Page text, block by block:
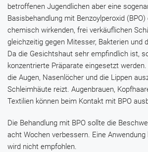
betroffenen Jugendlichen aber eine
Basisbehandlung mit Benzoylperoxid
chemisch wirkenden, frei verkäuflichen
gleichzeitig gegen Mitesser, Bakterien und
Da die Gesichtshaut sehr empfindlich ist,
konzentrierte Präparate eingesetzt
die Augen, Nasenlöcher und die Lippen
Schleimhäute reizt. Augenbrauen,
Textilien können beim Kontakt mit BPO
Die Behandlung mit BPO sollte die
acht Wochen verbessern. Eine
wird nicht empfohlen.